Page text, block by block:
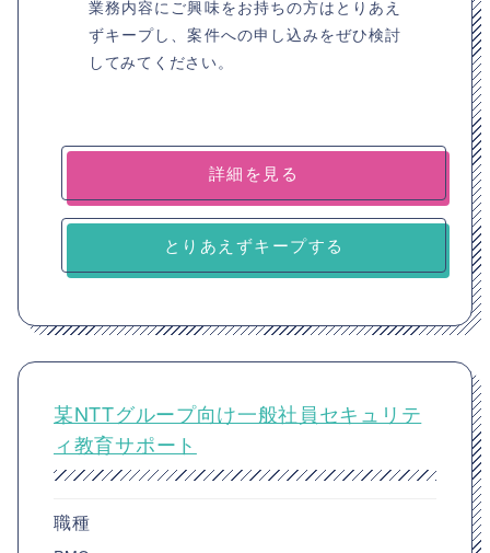
業務内容にご興味をお持ちの方はとりあえ
ずキープし、案件への申し込みをぜひ検討
してみてください。
詳細を見る
とりあえずキープする
某NTTグループ向け一般社員セキュリテ
ィ教育サポート
職種